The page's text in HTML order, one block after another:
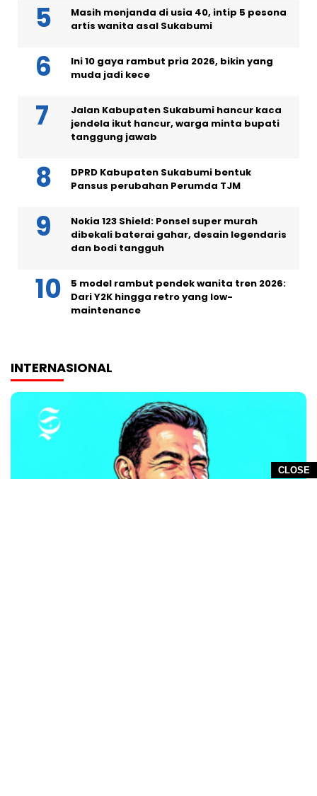
CLOSE
Masih menjanda di usia 40, intip 5 pesona
artis wanita asal Sukabumi
Ini 10 gaya rambut pria 2026, bikin yang
muda jadi kece
Jalan Kabupaten Sukabumi hancur kaca
jendela ikut hancur, warga minta bupati
tanggung jawab
DPRD Kabupaten Sukabumi bentuk
Pansus perubahan Perumda TJM
Nokia 123 Shield: Ponsel super murah
dibekali baterai gahar, desain legendaris
dan bodi tangguh
5 model rambut pendek wanita tren 2026:
Dari Y2K hingga retro yang low-
maintenance
INTERNASIONAL